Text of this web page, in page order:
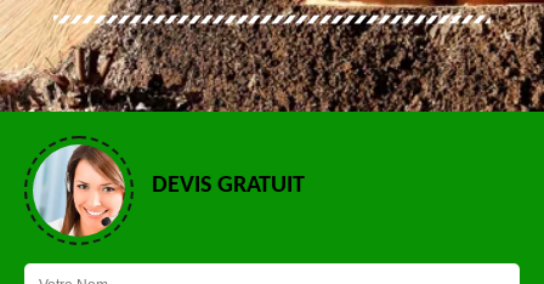
DEVIS GRATUIT